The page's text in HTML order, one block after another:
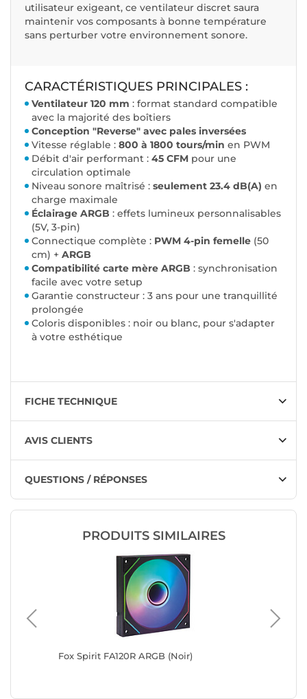
utilisateur exigeant, ce ventilateur discret saura
maintenir vos composants à bonne température
sans perturber votre environnement sonore.
CARACTÉRISTIQUES PRINCIPALES :
Ventilateur 120 mm : format standard compatible
avec la majorité des boîtiers
Conception "Reverse" avec pales inversées
Vitesse réglable : 800 à 1800 tours/min en PWM
Débit d'air performant : 45 CFM pour une
circulation optimale
Niveau sonore maîtrisé : seulement 23.4 dB(A) en
charge maximale
Éclairage ARGB : effets lumineux personnalisables
(5V, 3-pin)
Connectique complète : PWM 4-pin femelle (50
cm) + ARGB
Compatibilité carte mère ARGB : synchronisation
facile avec votre setup
Garantie constructeur : 3 ans pour une tranquillité
prolongée
Coloris disponibles : noir ou blanc, pour s'adapter
à votre esthétique
FICHE TECHNIQUE
AVIS CLIENTS
QUESTIONS / RÉPONSES
PRODUITS SIMILAIRES
Fox Spirit FA120R ARGB (Noir)